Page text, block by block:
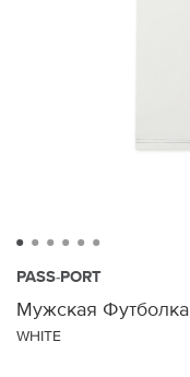
PASS-PORT
Мужская
WHITE